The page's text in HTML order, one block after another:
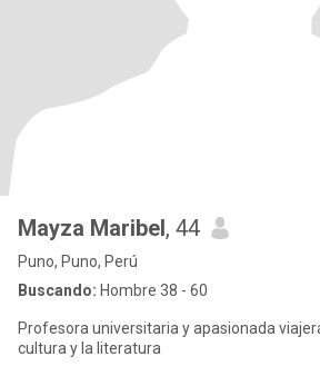
Mayza Maribel, 44
Puno, Puno, Perú
Buscando: Hombre 38 - 60
Profesora universitaria y apasionada
cultura y la literatura